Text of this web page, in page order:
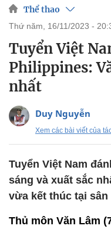
Thể thao
thứ năm, 16/11/2023 -
Tuyển Việt
Philippines:
nhất
Duy Nguyễn
Xem các bài viết của
Tuyển Việt Nam
sáng và xuất sắc
vừa kết thúc tại sân
Thủ môn Văn Lâm